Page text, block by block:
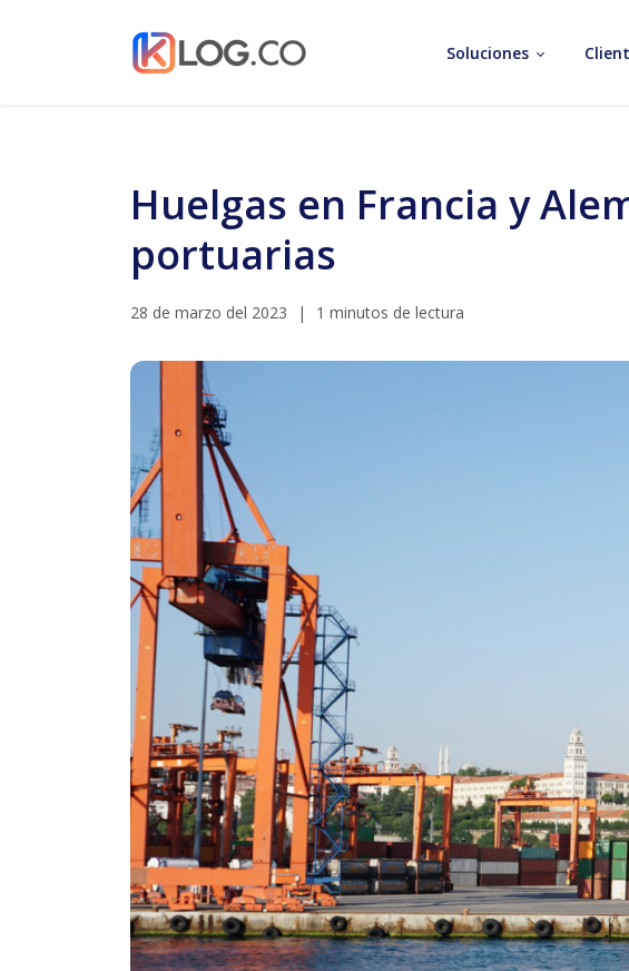
Soluciones
Huelgas en Francia y
portuarias
28 de marzo del 2023 | 1 minutos de lectura